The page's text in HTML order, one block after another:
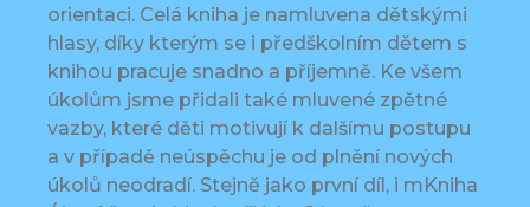
orientaci. Celá kniha je namluvena dětskými
hlasy, díky kterým se i předškolním dětem s
knihou pracuje snadno a příjemně. Ke všem
úkolům jsme přidali také mluvené zpětné
vazby, které děti motivují k dalšímu postupu
a v případě neúspěchu je od plnění nových
úkolů neodradí. Stejně jako první díl, i mKniha